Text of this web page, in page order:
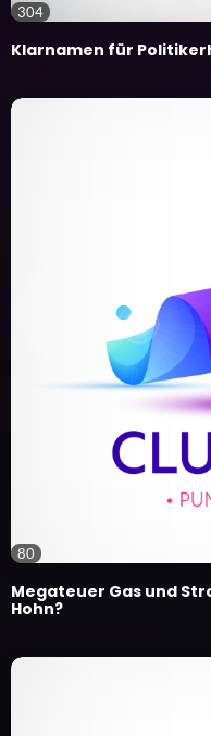
304
Klarnamen für
80
Megateuer Gas und
Hohn?